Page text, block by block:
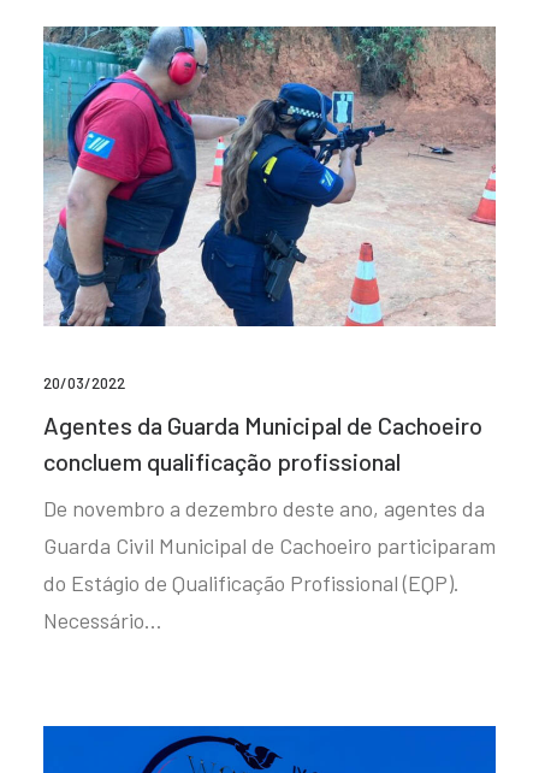
20/03/2022
Agentes da Guarda Municipal de Cachoeiro
concluem qualificação profissional
De novembro a dezembro deste ano, agentes da
Guarda Civil Municipal de Cachoeiro participaram
do Estágio de Qualificação Profissional (EQP).
Necessário…